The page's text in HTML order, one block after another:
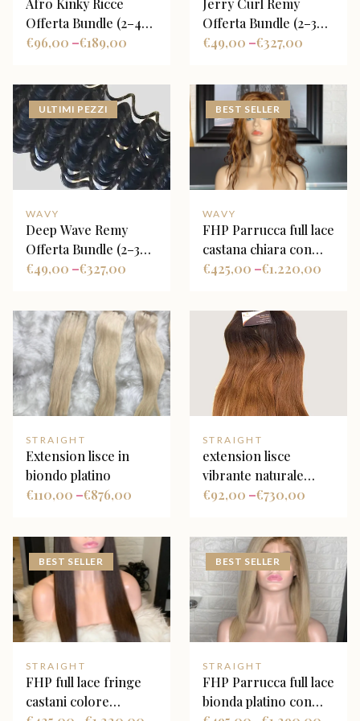
Afro Kinky Ricce
Offerta Bundle (2–4
Fasci + Closure
96,00
€ – 189,00
€
Jerry Curl Remy
Offerta Bundle (2–3
Fasci + Closure
49,00
€ – 327,00
€
ULTIMI PEZZI
WAVY
Deep Wave Remy
Offerta Bundle (2–3
Fasci + Closure
49,00
€ – 327,00
€
BEST SELLER
WAVY
FHP Parrucca full lace
castana chiara con
face frame highlight
425,00
€ – 1.220,00
€
STRAIGHT
Extension lisce in
biondo platino
110,00
€ – 876,00
€
STRAIGHT
extension lisce
vibrante naturale
ombré
92,00
€ – 730,00
€
BEST SELLER
STRAIGHT
FHP full lace fringe
castani colore
BEST SELLER
STRAIGHT
FHP Parrucca full lace
bionda platino con